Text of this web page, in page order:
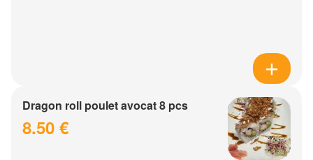
Dragon roll poulet avocat 8 pcs
8.50 €